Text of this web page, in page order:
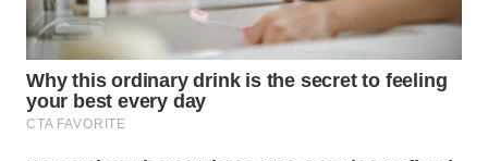
WN
SEMARANG
WN
SOLO